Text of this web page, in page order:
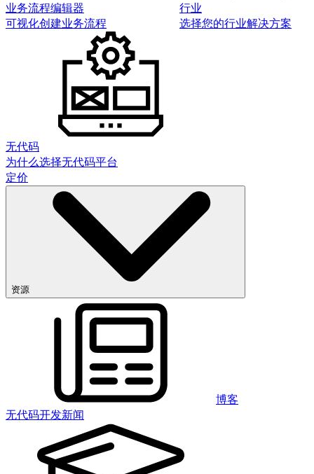
业务流程编辑器
可视化创建业务流程
行业
选择您的行业解决方案
无代码
为什么选择无代码平台
定价
资源
博客
无代码开发新闻